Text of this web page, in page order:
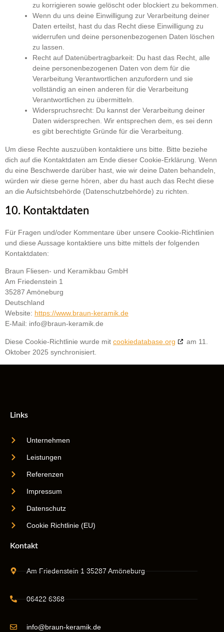
zu korrigieren sowie gelöscht oder blockiert zu bekommen.
Wenn du uns deine Einwilligung zur Verarbeitung deiner
Daten erteilst, hast du das Recht diese Einwilligung zu
widerrufen und deine personenbezogenen Daten löschen
zu lassen.
Recht auf Datenübertragbarkeit: Du hast das Recht, alle
deine personenbezogenen Daten von dem für die
Verarbeitung Verantwortlichen anzufordern und sie
vollständig an einen anderen für die Verarbeitung
Verantwortlichen zu übermitteln.
Widerspruchsrecht: Du kannst der Verarbeitung deiner
Daten widersprechen. Wir entsprechen dem, es sei denn
es gibt berechtigte Gründe für die Verarbeitung.
Um diese Rechte auszuüben kontaktiere uns bitte. Bitte beziehe
dich auf die Kontaktdaten am Ende dieser Cookie-Erklärung. Wenn
du eine Beschwerde darüber hast, wie wir deine Daten behandeln,
würden wir diese gerne hören, aber du hast auch das Recht diese
an die Aufsichtsbehörde (Datenschutzbehörde) zu richten.
10. Kontaktdaten
Für Fragen und/oder Kommentare über unsere Cookie-Richtlinien
und diese Aussage kontaktiere uns bitte mittels der folgenden
Kontaktdaten:
Braun Fliesen- und Keramikbau GmbH
Am Friedenstein 1
35287 Amöneburg
Deutschland
Website: https://www.braun-keramik.de
E-Mail: info@braun-keramik.de
Diese Cookie-Richtlinie wurde mit cookiedatabase.org
am 11.
Oktober 2025 synchronisiert.
Links
Unternehmen
Leistungen
Referenzen
Impressum
Datenschutz
Cookie Richtlinie (EU)
Kontakt
Am Friedenstein 1 35287 Amöneburg
06422 6368
info@braun-keramik.de